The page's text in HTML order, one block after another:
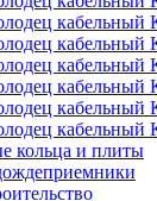
кабельный
кабельный
кабельный
кабельный
кабельный
кольца и плиты